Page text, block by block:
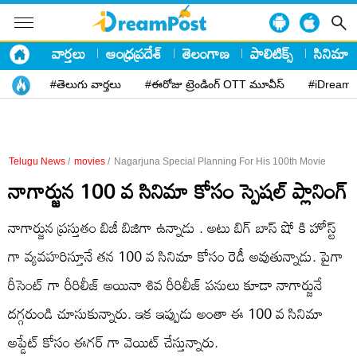
వార్తలు ఆంధ్రప్రదేశ్ తెలంగాణ పాలిటిక్స్ సినిమా
#తెలుగు వార్తలు #ఈరోజు ట్రెండింగ్ OTT మూవీస్
Telugu News / movies / Nagarjuna Special Planning For His 100th Movie
నాగార్జున 100 వ సినిమా కోసం స్పెషల్ ప్లానింగ్
నాగార్జున ప్రస్తుతం బిజీ బిజిగా ఉన్నాడు . అటు బిగ్ బాస్ షో కి హోస్ట్
గా వ్యవహరిస్తూనే తన 100 వ సినిమా కోసం రెడీ అవుతున్నాడు. పైగా
రీసెంట్ గా రీరిలీజ్ అయినా శివ రీరిలీజ్ పనులు కూడా నాగార్జునే
దగ్గరుండి చూసుకున్నారు. ఇక ఇప్పుడు అంతా ఈ 100 వ సినిమా
అప్డేట్ కోసం ఈగర్ గా వెయిట్ చేస్తున్నారు.